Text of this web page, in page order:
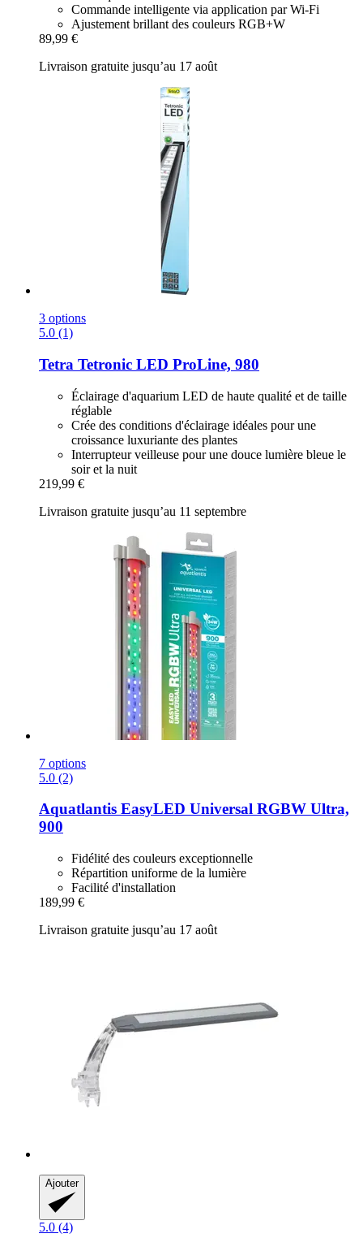
Commande intelligente via application par Wi-Fi
Ajustement brillant des couleurs RGB+W
89,99 €
Livraison gratuite jusqu’au 17 août
3 options
5.0 (1)
Tetra Tetronic LED ProLine, 980
Éclairage d'aquarium LED de haute qualité et de taille
réglable
Crée des conditions d'éclairage idéales pour une
croissance luxuriante des plantes
Interrupteur veilleuse pour une douce lumière bleue le
soir et la nuit
219,99 €
Livraison gratuite jusqu’au 11 septembre
7 options
5.0 (2)
Aquatlantis EasyLED Universal RGBW Ultra,
900
Fidélité des couleurs exceptionnelle
Répartition uniforme de la lumière
Facilité d'installation
189,99 €
Livraison gratuite jusqu’au 17 août
Ajouter
5.0 (4)